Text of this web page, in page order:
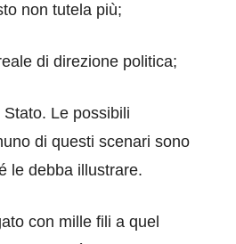
non tutela più;
di direzione politica;
Le possibili
di questi scenari sono
le debba illustrare.
con mille fili a quel